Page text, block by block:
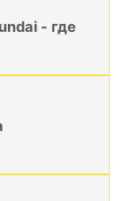
- где